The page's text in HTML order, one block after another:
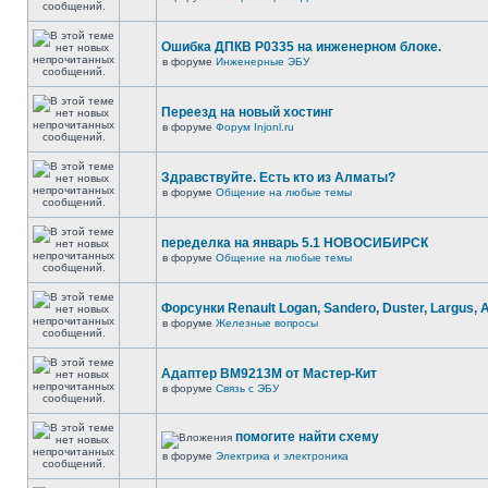
Ошибка ДПКВ Р0335 на инженерном блоке.
в форуме Инженерные ЭБУ
Переезд на новый хостинг
в форуме Форум Injonl.ru
Здравствуйте. Есть кто из Алматы?
в форуме Общение на любые темы
переделка на январь 5.1 НОВОСИБИРСК
в форуме Общение на любые темы
Форсунки Renault Logan, Sandero, Duster, Largus,
в форуме Железные вопросы
Адаптер BM9213M от Мастер-Кит
в форуме Связь с ЭБУ
помогите найти схему
в форуме Электрика и электроника